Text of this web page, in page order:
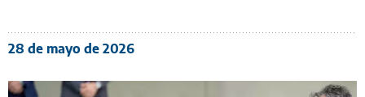
28 de mayo de 2026